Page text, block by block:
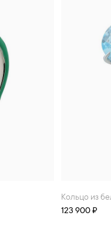
Кольцо из
123 900 ₽